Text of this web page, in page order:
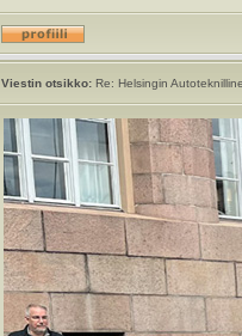
Viestin otsikko:Re: Helsingin